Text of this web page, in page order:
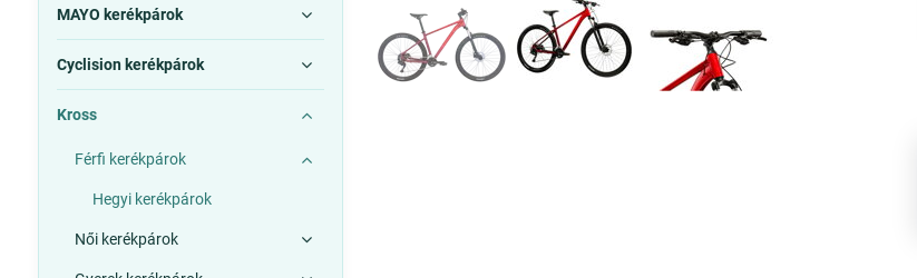
MAYO kerékpárok
Cyclision kerékpárok
Kross
Férfi kerékpárok
Hegyi kerékpárok
Női kerékpárok